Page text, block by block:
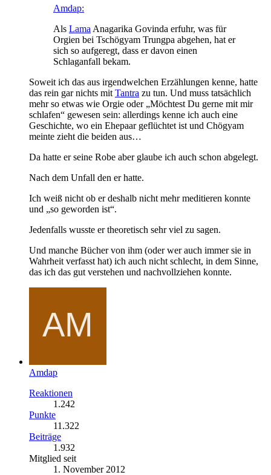
Amdap:
Als Lama Anagarika Govinda erfuhr, was für
Orgien bei Tschögyam Trungpa abgehen, hat er
sich so aufgeregt, dass er davon einen
Schlaganfall bekam.
Soweit ich das aus irgendwelchen Erzählungen kenne, hatte
das rein gar nichts mit Tantra zu tun. Und muss tatsächlich
mehr so etwas wie Orgie oder „Möchtest Du gerne mit mir
schlafen“ gewesen sein: allerdings kenne ich auch eine
Geschichte, wo ein Ehepaar geflüchtet ist und Chögyam
meinte zieht die beiden aus…
Da hatte er seine Robe aber glaube ich auch schon abgelegt.
Nach dem Unfall den er hatte.
Ich weiß nicht ob er deshalb nicht mehr meditieren konnte
und „so geworden ist“.
Jedenfalls wusste er theoretisch sehr viel zu sagen.
Und manche Bücher von ihm (oder wer auch immer sie in
Wahrheit verfasst hat) ich auch nicht schlecht, in dem Sinne,
das ich das gut verstehen und nachvollziehen konnte.
Amdap
Reaktionen
1.242
Punkte
11.322
Beiträge
1.932
Mitglied seit
1. November 2012